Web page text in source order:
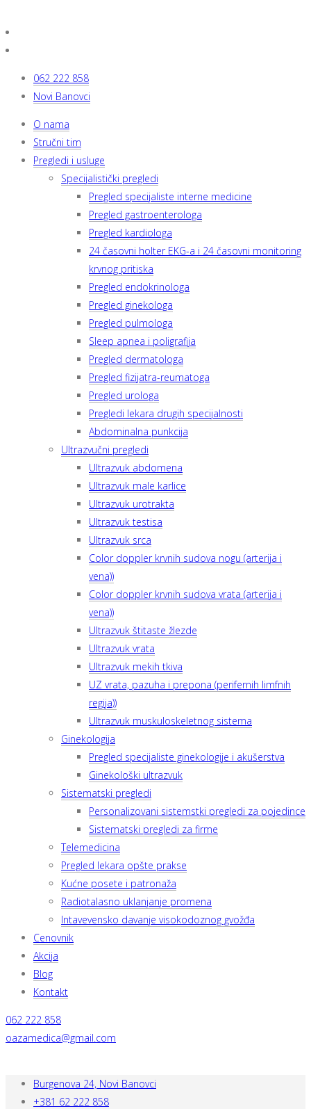
062 222 858
Novi Banovci
O nama
Stručni tim
Pregledi i usluge
Specijalistički pregledi
Pregled specijaliste interne medicine
Pregled gastroenterologa
Pregled kardiologa
24 časovni holter EKG-a i 24 časovni monitoring
krvnog pritiska
Pregled endokrinologa
Pregled ginekologa
Pregled pulmologa
Sleep apnea i poligrafija
Pregled dermatologa
Pregled fizijatra-reumatoga
Pregled urologa
Pregledi lekara drugih specijalnosti
Abdominalna punkcija
Ultrazvučni pregledi
Ultrazvuk abdomena
Ultrazvuk male karlice
Ultrazvuk urotrakta
Ultrazvuk testisa
Ultrazvuk srca
Color doppler krvnih sudova nogu (arterija i
vena))
Color doppler krvnih sudova vrata (arterija i
vena))
Ultrazvuk štitaste žlezde
Ultrazvuk vrata
Ultrazvuk mekih tkiva
UZ vrata, pazuha i prepona (perifernih limfnih
regija))
Ultrazvuk muskuloskeletnog sistema
Ginekologija
Pregled specijaliste ginekologije i akušerstva
Ginekološki ultrazvuk
Sistematski pregledi
Personalizovani sistemstki pregledi za pojedince
Sistematski pregledi za firme
Telemedicina
Pregled lekara opšte prakse
Kućne posete i patronaža
Radiotalasno uklanjanje promena
Intavevensko davanje visokodoznog gvožđa
Cenovnik
Akcija
Blog
Kontakt
062 222 858
oazamedica@gmail.com
Burgenova 24, Novi Banovci
+381 62 222 858